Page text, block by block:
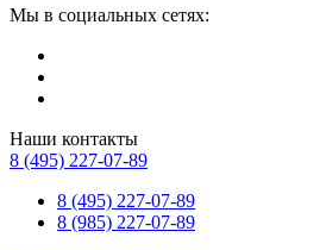
Мы в социальных сетях:
Наши контакты
8 (495) 227-07-89
8 (495) 227-07-89
8 (985) 227-07-89